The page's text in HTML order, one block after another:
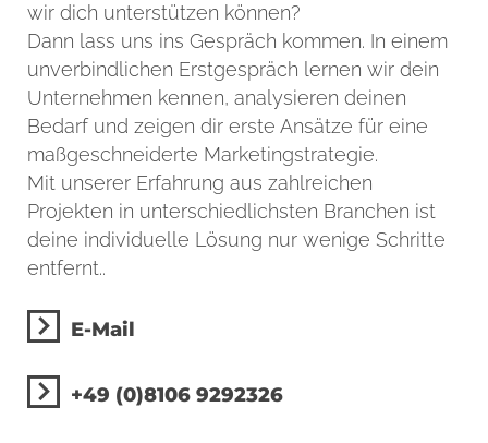
wir dich unterstützen können?
Dann lass uns ins Gespräch kommen. In einem
unverbindlichen Erstgespräch lernen wir dein
Unternehmen kennen, analysieren deinen
Bedarf und zeigen dir erste Ansätze für eine
maßgeschneiderte Marketingstrategie.
Mit unserer Erfahrung aus zahlreichen
Projekten in unterschiedlichsten Branchen ist
deine individuelle Lösung nur wenige Schritte
entfernt..
E-Mail
+49 (0)8106 9292326